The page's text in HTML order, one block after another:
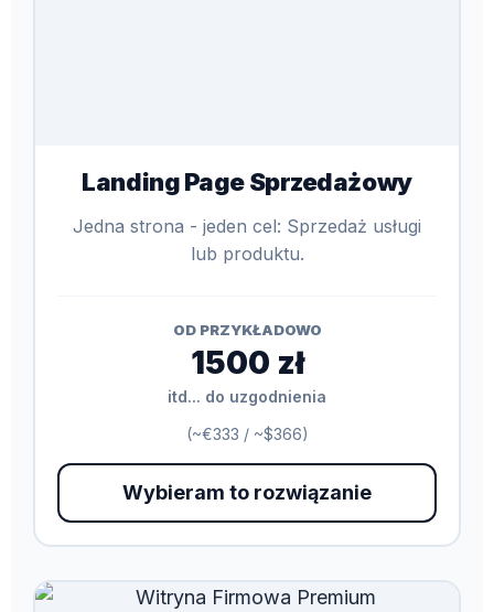
Landing Page Sprzedażowy
Jedna strona - jeden cel: Sprzedaż usługi
lub produktu.
OD PRZYKŁADOWO
1500 zł
itd... do uzgodnienia
(~€333 / ~$366)
Wybieram to rozwiązanie